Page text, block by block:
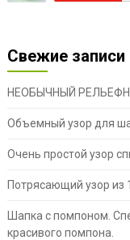
Свежие записи
НЕОБЫЧНЫЙ
Объемный узор для
Очень простой узор
Потрясающий узор из
Шапка с помпоном.
красивого помпона.